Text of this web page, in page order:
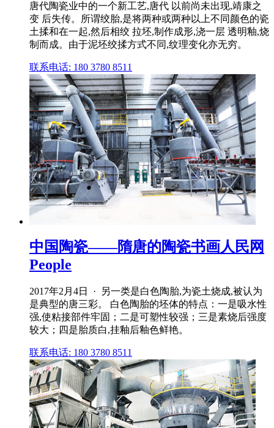
唐代陶瓷业中的一个新工艺,唐代 以前尚未出现,靖康之
变 后失传。所谓绞胎,是将两种或两种以上不同颜色的瓷
土揉和在一起,然后相绞 拉坯,制作成形,浇一层 透明釉,烧
制而成。由于泥坯绞揉方式不同,纹理变化亦无穷。
联系电话: 180 3780 8511
中国陶瓷——隋唐的陶瓷书画人民网
People
2017年2月4日 · 另一类是白色陶胎,为瓷土烧成,被认为
是典型的唐三彩。 白色陶胎的坯体的特点：一是吸水性
强,使粘接部件牢固；二是可塑性较强；三是素烧后强度
较大；四是胎质白,挂釉后釉色鲜艳。
联系电话: 180 3780 8511